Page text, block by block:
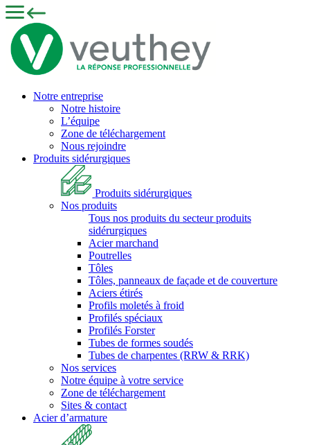
Notre entreprise
Notre histoire
L’équipe
Zone de téléchargement
Nous rejoindre
Produits sidérurgiques
Produits sidérurgiques
Nos produits
Tous nos produits du secteur produits
sidérurgiques
Acier marchand
Poutrelles
Tôles
Tôles, panneaux de façade et de couverture
Aciers étirés
Profils moletés à froid
Profilés spéciaux
Profilés Forster
Tubes de formes soudés
Tubes de charpentes (RRW & RRK)
Nos services
Notre équipe à votre service
Zone de téléchargement
Sites & contact
Acier d’armature